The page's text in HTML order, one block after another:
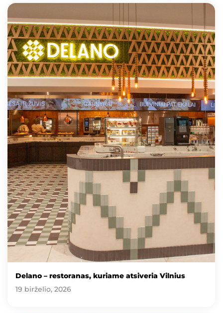
Delano – restoranas, kuriame atsiveria Vilnius
19 birželio, 2026